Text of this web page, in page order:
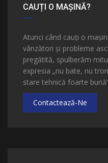
CAUȚI O MAȘINĂ?
Atunci când cauți o
vânzători și probleme
pregătită, spulberăm
expresia „nu bate, nu
stare tehnică foarte
Contactează-Ne